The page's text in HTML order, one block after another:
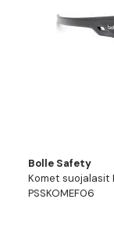
Bolle Safety
Komet suojalasit
PSSKOMEF06